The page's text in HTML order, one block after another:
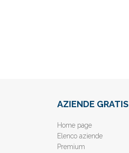
AZIENDE GRATIS
Home page
Elenco aziende
Premium